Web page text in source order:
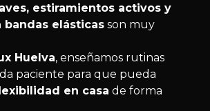
estiramientos activos y
elásticas son muy
Huelva, enseñamos rutinas
paciente para que pueda
en casa de forma